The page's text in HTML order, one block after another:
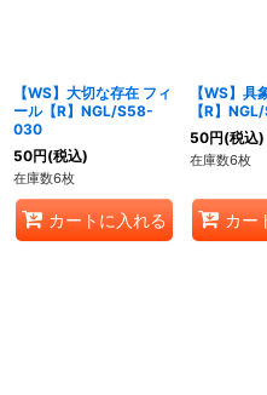
【WS】大切な存在 フィ
ール【R】NGL/S58-
030
50円(税込)
在庫数6枚
カートに入れる
【WS】具
【R】
50円(税込)
在庫数6枚
カー